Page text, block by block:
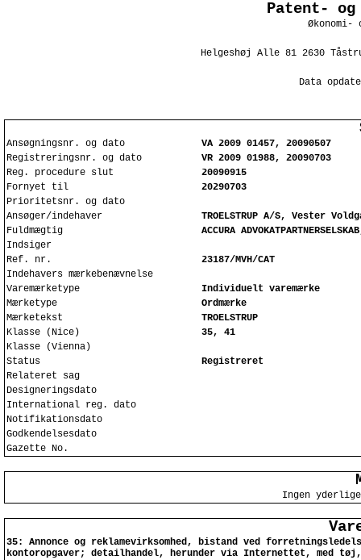
Patent- og
Økonomi-
Helgeshøj Alle 81 2630
Data
Ansøgningsnr. og dato
VA 2009 01457, 20090507
Registreringsnr. og dato
VR 2009 01988, 20090703
Reg. procedure slut
20090915
Fornyet til
20290703
Prioritetsnr. og dato
Ansøger/indehaver
TROELSTRUP A/S, Vester
Fuldmægtig
ACCURA
Indsiger
Ref. nr.
23187/MVH/CAT
Indehavers mærkebenævnelse
Varemærketype
Individuelt varemærke
Mærketype
Ordmærke
Mærketekst
TROELSTRUP
Klasse (Nice)
35, 41
Klasse (Vienna)
Status
Registreret
Relateret sag
Designeringsdato
International reg. dato
Notifikationsdato
Godkendelsesdato
Gazette No.
Ingen
35: Annonce og reklamevirksomhed, bistand ved
kontoropgaver; detailhandel, herunder via Internettet,